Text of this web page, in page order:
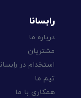
رابسانا
درباره ما
مشتریان
استخدام در رابسانا
تیم ما
همکاری با ما